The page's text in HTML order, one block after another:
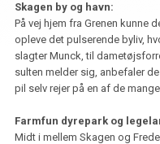
Skagen by og havn:
På vej hjem fra Grenen kunne
opleve det pulserende byliv,
slagter Munck, til
sulten melder sig, anbefaler
pil selv rejer på en af de
Farmfun dyrepark og
Midt i mellem Skagen og